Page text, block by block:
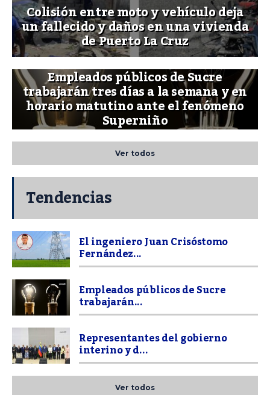
Colisión entre moto y vehículo deja
un fallecido y daños en una vivienda
de Puerto La Cruz
Empleados públicos de Sucre
trabajarán tres días a la semana y en
horario matutino ante el fenómeno
Superniño
Ver todos
Tendencias
El ingeniero Juan Crisóstomo
Fernández...
Empleados públicos de Sucre
trabajarán...
Representantes del gobierno
interino y d...
Ver todos